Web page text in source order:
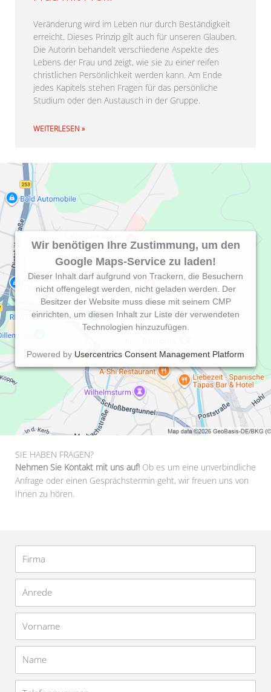
Veränderung wird im Leben nur durch Beständigkeit
erreicht. Dieses Prinzip gilt auch für unseren Glauben.
Die Autorin behandelt verschiedene Aspekte des
Lebens der Frau und zeigt, wie sie zu einer reifen
christlichen Persönlichkeit werden kann. Am Ende
jedes Kapitels stehen Fragen für das persönliche
Studium oder den Austausch in der Gruppe.
WEITERLESEN »
Wir benötigen Ihre Zustimmung, um den
Google Maps-Service zu laden!
Dieser Inhalt darf aufgrund von Trackern, die Besuchern
nicht offengelegt werden, nicht geladen werden. Der
Besitzer der Website muss diese mit seinem CMP
einrichten, um diesen Inhalt zur Liste der verwendeten
Technologien hinzuzufügen.
Powered by Usercentrics Consent Management Platform
SIE HABEN FRAGEN?
Nehmen Sie Kontakt mit uns auf! Ob es um eine unverbindliche
Anfrage oder einen Gesprächstermin geht, wir freuen uns von
Ihnen zu hören.